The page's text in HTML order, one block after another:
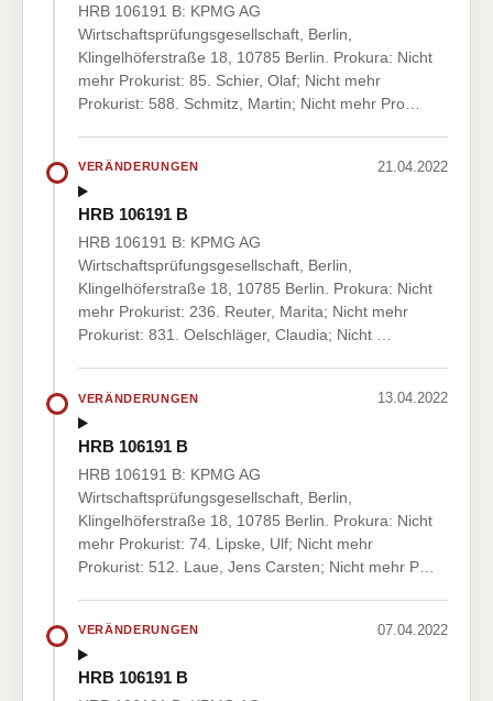
HRB 106191 B: KPMG AG
Wirtschaftsprüfungsgesellschaft, Berlin,
Klingelhöferstraße 18, 10785 Berlin. Prokura: Nicht
mehr Prokurist: 85. Schier, Olaf; Nicht mehr
Prokurist: 588. Schmitz, Martin; Nicht mehr Pro…
VERÄNDERUNGEN 21.04.2022
HRB 106191 B
HRB 106191 B: KPMG AG
Wirtschaftsprüfungsgesellschaft, Berlin,
Klingelhöferstraße 18, 10785 Berlin. Prokura: Nicht
mehr Prokurist: 236. Reuter, Marita; Nicht mehr
Prokurist: 831. Oelschläger, Claudia; Nicht …
VERÄNDERUNGEN 13.04.2022
HRB 106191 B
HRB 106191 B: KPMG AG
Wirtschaftsprüfungsgesellschaft, Berlin,
Klingelhöferstraße 18, 10785 Berlin. Prokura: Nicht
mehr Prokurist: 74. Lipske, Ulf; Nicht mehr
Prokurist: 512. Laue, Jens Carsten; Nicht mehr P…
VERÄNDERUNGEN 07.04.2022
HRB 106191 B